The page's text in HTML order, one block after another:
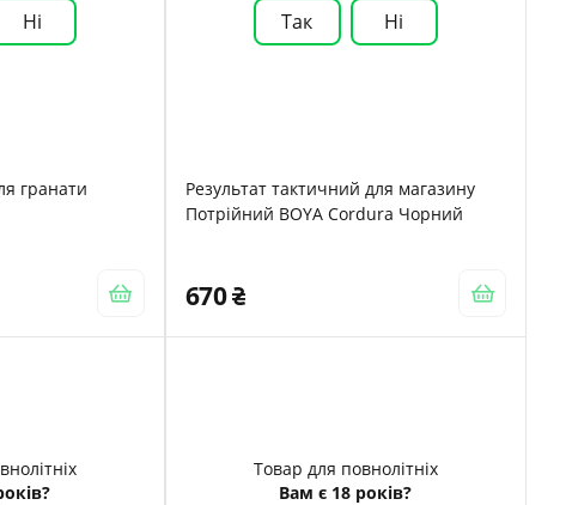
Ні
гранати
Так Ні
Результат тактичний для магазину
Потрійний BOYA Cordura Чорний
670
Товар для повнолітніх
Вам є 18 років?